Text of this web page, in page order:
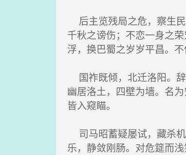
后主览残局之危，察生
千秋之谤伤；不恋一身之
浮，换巴蜀之岁岁平昌。
国祚既倾，北迁洛阳。
幽居洛土，四壁为墙。名
皆入窥瞄。
司马昭蓄疑屡试，藏杀
乐，静敛刚肠。对危筵而